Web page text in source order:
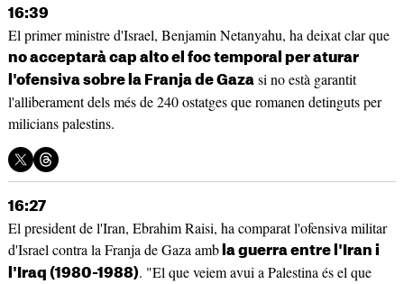
16:39
El primer ministre d'Israel, Benjamin Netanyahu, ha deixat clar que
no acceptarà cap alto el foc temporal per aturar
l'ofensiva sobre la Franja de Gazasi no està garantit
l'alliberament dels més de 240 ostatges que romanen detinguts per
milicians palestins.
16:27
El president de l'Iran, Ebrahim Raisi, ha comparat l'ofensiva militar
d'Israel contra la Franja de Gaza ambla guerra entre l'Iran i
l'Iraq (1980-1988). "El que veiem avui a Palestina és el que